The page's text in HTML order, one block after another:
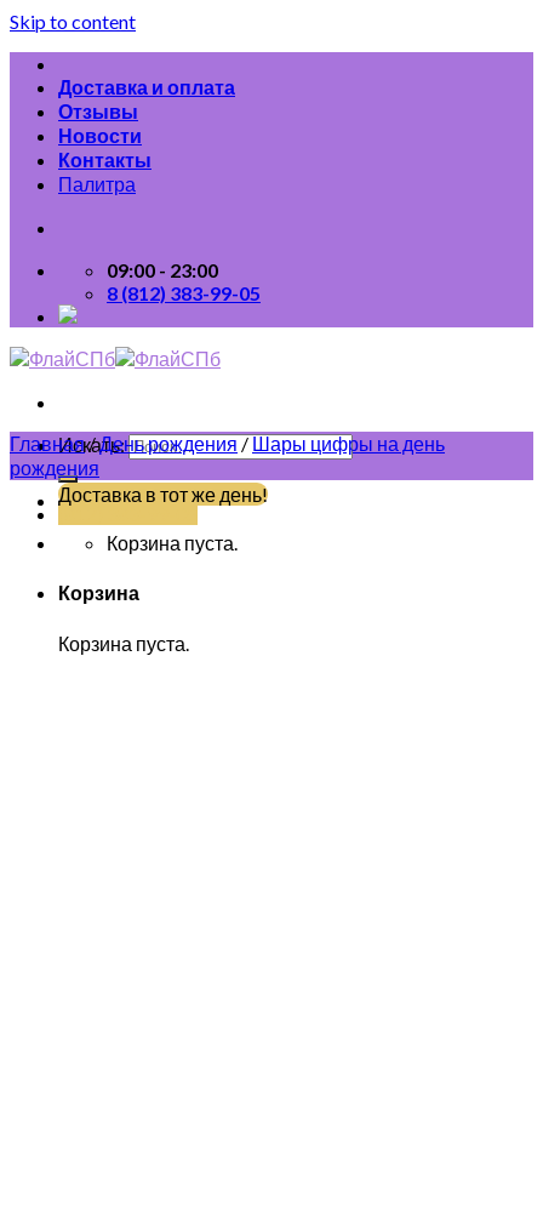
Skip to content
Доставка и оплата
Отзывы
Новости
Контакты
Палитра
09:00 - 23:00
8 (812) 383-99-05
Искать:
(812) 383-99-05
Доставка в тот же день!
Корзина пуста.
Корзина
Корзина пуста.
Главная/День рождения/Шары цифры на день
рождения